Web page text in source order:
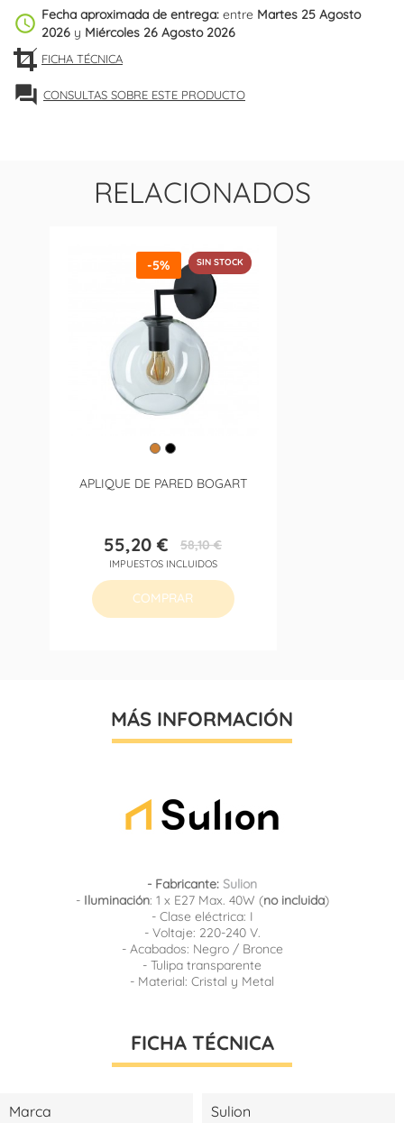
schedule Fecha aproximada de entrega: entre Martes 25 Agosto
2026 y Miércoles 26 Agosto 2026
FICHA TÉCNICA
forum CONSULTAS SOBRE ESTE PRODUCTO
RELACIONADOS
APLIQUE DE PARED BOGART
Precio
55,20 €Precio
base
58,10 €
IMPUESTOS INCLUIDOS
-5% SIN STOCK
COMPRAR
MÁS INFORMACIÓN
- Fabricante: Sulion
- Iluminación: 1 x E27 Max. 40W (no incluida)
- Clase eléctrica: I
- Voltaje: 220-240 V.
- Acabados: Negro / Bronce
- Tulipa transparente
- Material: Cristal y Metal
FICHA TÉCNICA
Marca Sulion